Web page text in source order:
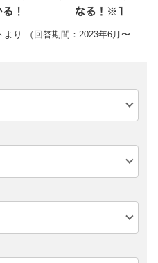
り （回答期間：2023年6月〜